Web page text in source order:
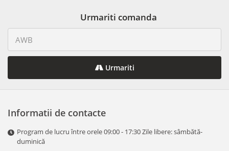
Urmariti comanda
Urmariti
Informatii de contacte
Program de lucru între orele 09:00 - 17:30 Zile libere: sâmbătă-
duminică